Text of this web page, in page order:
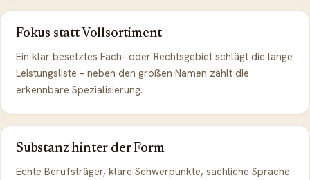
Fokus statt Vollsortiment
Ein klar besetztes Fach- oder Rechtsgebiet schlägt die lange
Leistungsliste – neben den großen Namen zählt die
erkennbare Spezialisierung.
Substanz hinter der Form
Echte Berufsträger, klare Schwerpunkte, sachliche Sprache